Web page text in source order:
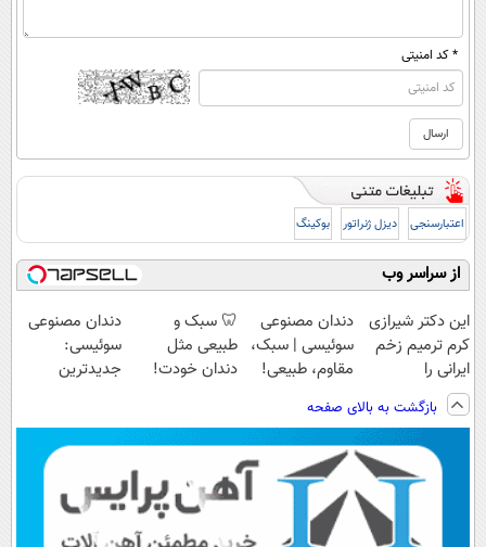
* کد امنیتی
اعتبارسنجی دیزل ژنراتور بوکینگ
از سراسر وب
این دکتر شیرازی
کرم ترمیم زخم
ایرانی را
ساخت!!!
دندان مصنوعی
سوئیسی | سبک،
مقاوم، طبیعی!
رایگان+پرداخت
اقساطی😍
🦷 سبک و
طبیعی مثل
دندان خودت!
💳 📍 تهران
دندان مصنوعی
سوئیسی:
جدیدترین
پرداخت قسطی
بازگشت به بالای صفحه